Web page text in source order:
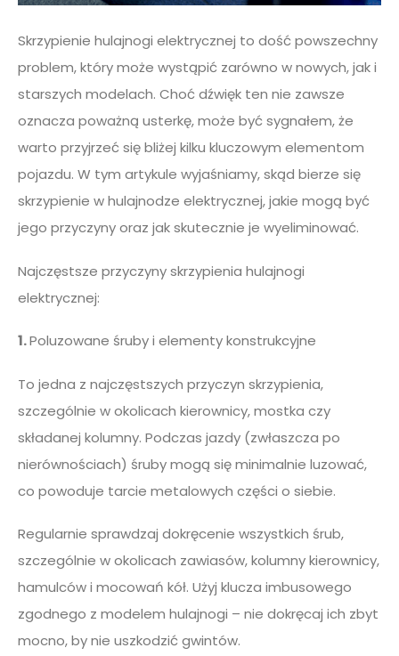
Skrzypienie hulajnogi elektrycznej to dość powszechny
problem, który może wystąpić zarówno w nowych, jak i
starszych modelach. Choć dźwięk ten nie zawsze
oznacza poważną usterkę, może być sygnałem, że
warto przyjrzeć się bliżej kilku kluczowym elementom
pojazdu. W tym artykule wyjaśniamy, skąd bierze się
skrzypienie w hulajnodze elektrycznej, jakie mogą być
jego przyczyny oraz jak skutecznie je wyeliminować.
Najczęstsze przyczyny skrzypienia hulajnogi
elektrycznej:
1.Poluzowane śruby i elementy konstrukcyjne
To jedna z najczęstszych przyczyn skrzypienia,
szczególnie w okolicach kierownicy, mostka czy
składanej kolumny. Podczas jazdy (zwłaszcza po
nierównościach) śruby mogą się minimalnie luzować,
co powoduje tarcie metalowych części o siebie.
Regularnie sprawdzaj dokręcenie wszystkich śrub,
szczególnie w okolicach zawiasów, kolumny kierownicy,
hamulców i mocowań kół. Użyj klucza imbusowego
zgodnego z modelem hulajnogi – nie dokręcaj ich zbyt
mocno, by nie uszkodzić gwintów.